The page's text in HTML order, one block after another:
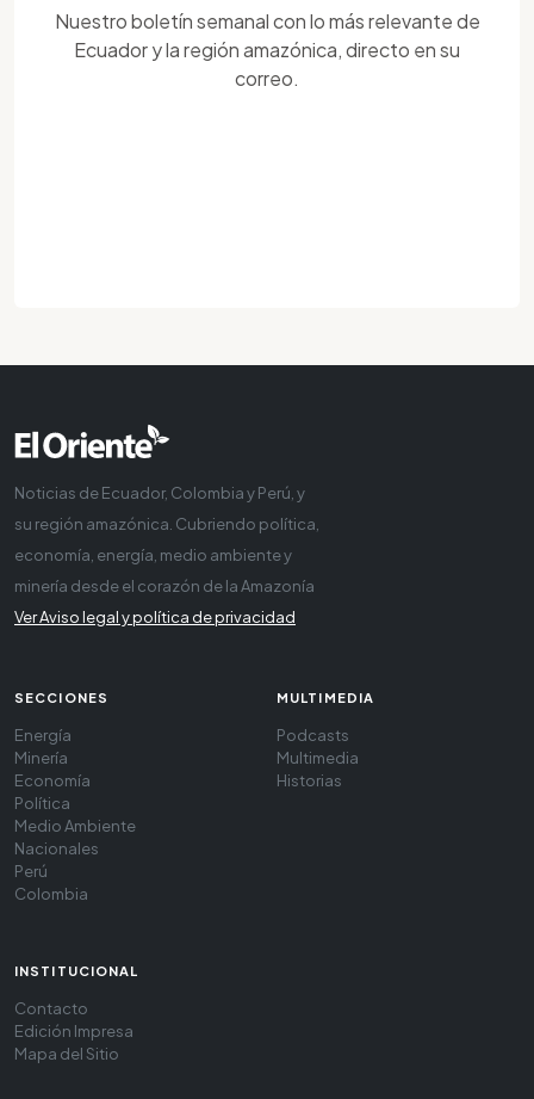
Nuestro boletín semanal con lo más relevante de
Ecuador y la región amazónica, directo en su
correo.
Noticias de Ecuador, Colombia y Perú, y
su región amazónica. Cubriendo política,
economía, energía, medio ambiente y
minería desde el corazón de la Amazonía
Ver Aviso legal y política de privacidad
SECCIONES
Energía
Minería
Economía
Política
Medio Ambiente
Nacionales
Perú
Colombia
MULTIMEDIA
Podcasts
Multimedia
Historias
INSTITUCIONAL
Contacto
Edición Impresa
Mapa del Sitio